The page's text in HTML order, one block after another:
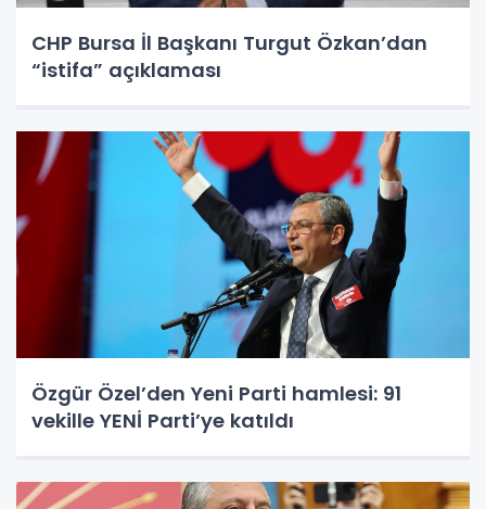
CHP Bursa İl Başkanı Turgut Özkan’dan
“istifa” açıklaması
Özgür Özel’den Yeni Parti hamlesi: 91
vekille YENİ Parti’ye katıldı